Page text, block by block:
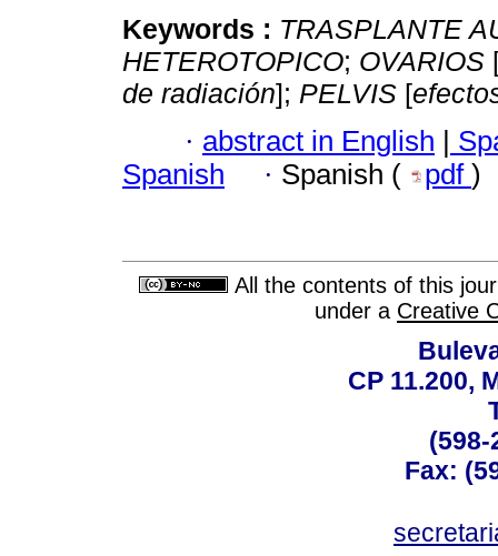
Keywords : TRASPLANTE
HETEROTOPICO; OVARIOS
de radiación]; PELVIS [
· abstract in English |
Spanish
· Spanish ( pdf )
All the contents of this
under a Creative
CP 11.200,
(598-
Fax: